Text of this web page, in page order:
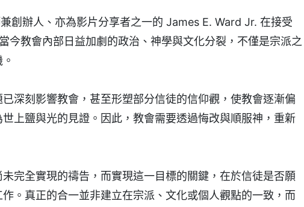
創辦人、亦為影片分享者之一的 James E. Ward Jr. 在接受
今教會內部日益加劇的政治、神學與文化分裂，不僅是宗派之
深刻影響教會，甚至形塑部分信徒的信仰觀，使教會逐漸偏
上鹽與光的見證。因此，教會需要透過悔改與順服神，重新
完全實現的禱告，而實現這一目標的關鍵，在於信徒是否願
。真正的合一並非建立在宗派、文化或個人觀點的一致，而